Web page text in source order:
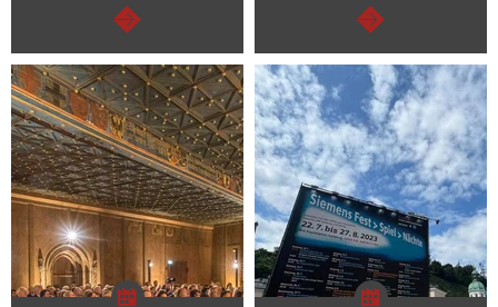
Continuer Continuer